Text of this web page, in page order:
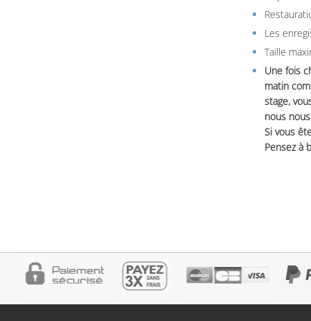
Les
Taille
Une fois
matin
stage,
nous
Si vous
Pensez à